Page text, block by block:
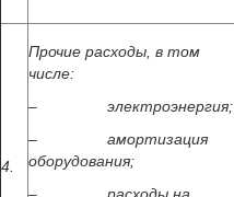
4.
Прочие расходы, в том
числе:
– электроэнергия;
– амортизация
оборудования;